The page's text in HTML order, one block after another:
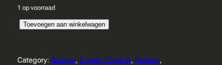
1 op voorraad
i
Toevoegen aan winkelwagen
Category: Boeken, Engels / English, Fantasy